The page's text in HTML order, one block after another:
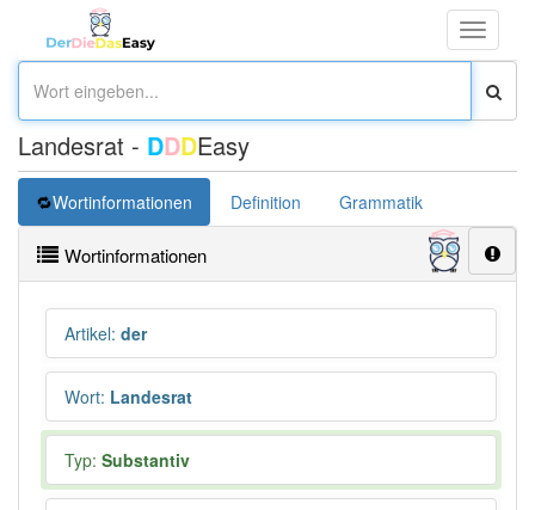
Toggle
Landesrat - DDDEasy
Wortinformationen Definition Grammatik
Wortinformationen
Artikel: der
Wort: Landesrat
Typ: Substantiv